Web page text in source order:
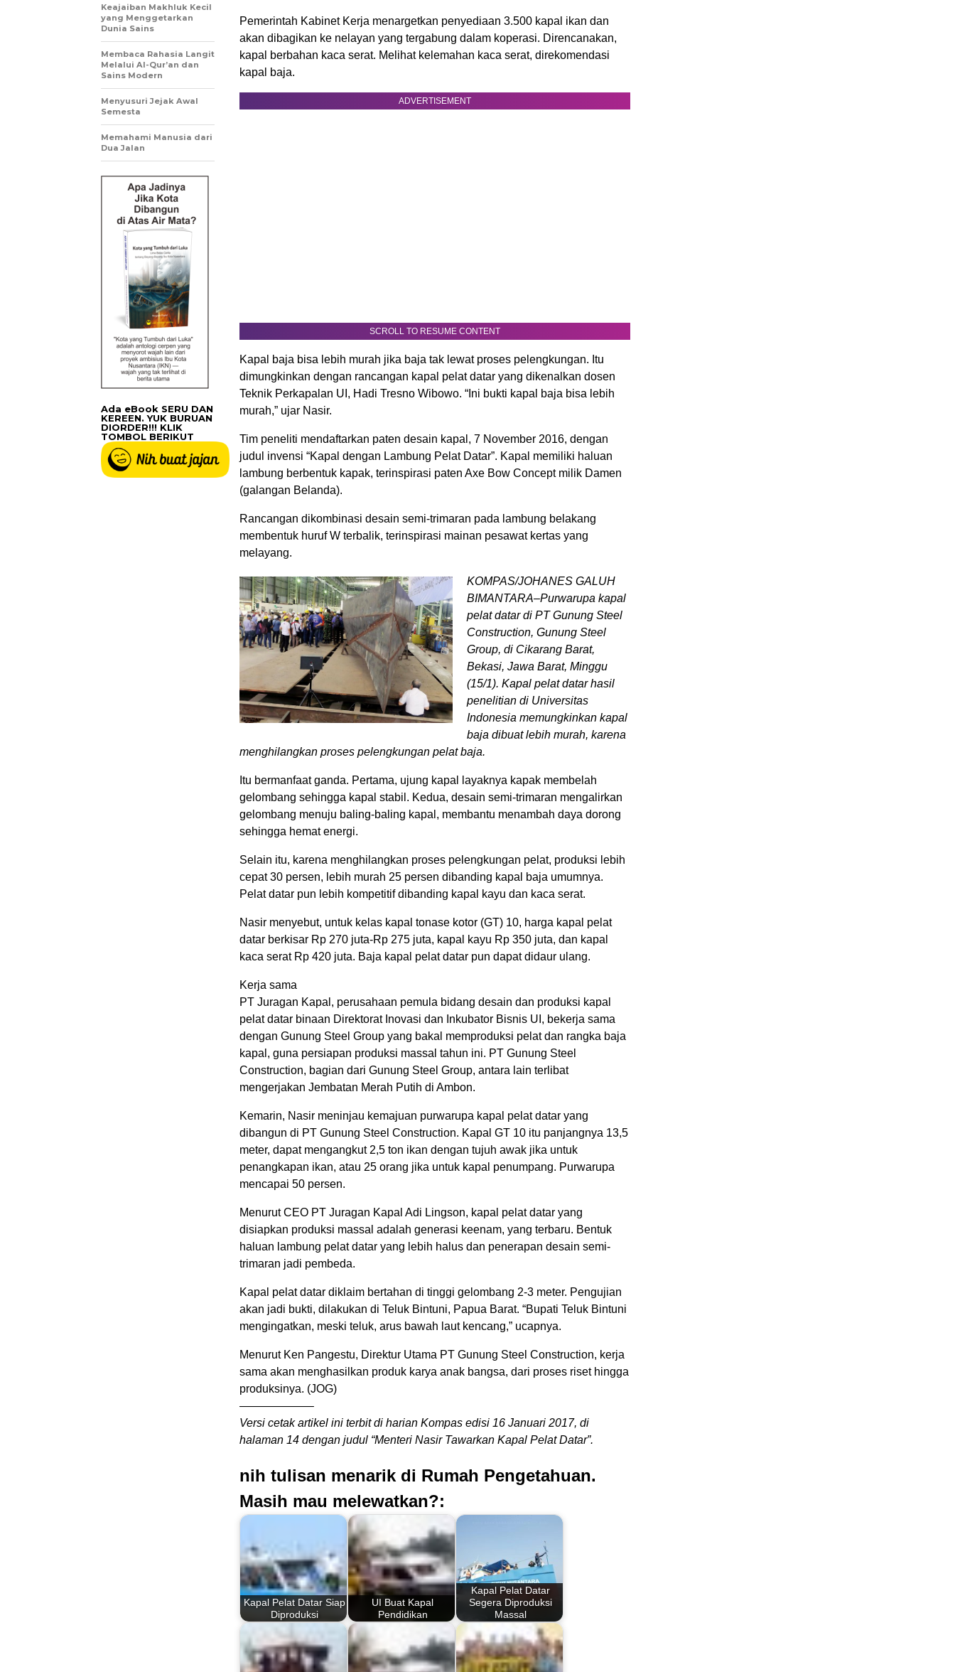
Pemerintah Kabinet Kerja menargetkan penyediaan 3.500 kapal ikan dan
akan dibagikan ke nelayan yang tergabung dalam koperasi. Direncanakan,
kapal berbahan kaca serat. Melihat kelemahan kaca serat, direkomendasi
kapal baja.
ADVERTISEMENT
SCROLL TO RESUME CONTENT
Kapal baja bisa lebih murah jika baja tak lewat proses pelengkungan. Itu
dimungkinkan dengan rancangan kapal pelat datar yang dikenalkan dosen
Teknik Perkapalan UI, Hadi Tresno Wibowo. “Ini bukti kapal baja bisa lebih
murah,” ujar Nasir.
Tim peneliti mendaftarkan paten desain kapal, 7 November 2016, dengan
judul invensi “Kapal dengan Lambung Pelat Datar”. Kapal memiliki haluan
lambung berbentuk kapak, terinspirasi paten Axe Bow Concept milik Damen
(galangan Belanda).
Rancangan dikombinasi desain semi-trimaran pada lambung belakang
membentuk huruf W terbalik, terinspirasi mainan pesawat kertas yang
melayang.
KOMPAS/JOHANES GALUH
BIMANTARA–Purwarupa kapal
pelat datar di PT Gunung Steel
Construction, Gunung Steel
Group, di Cikarang Barat,
Bekasi, Jawa Barat, Minggu
(15/1). Kapal pelat datar hasil
penelitian di Universitas
Indonesia memungkinkan kapal
baja dibuat lebih murah, karena
menghilangkan proses pelengkungan pelat baja.
Itu bermanfaat ganda. Pertama, ujung kapal layaknya kapak membelah
gelombang sehingga kapal stabil. Kedua, desain semi-trimaran mengalirkan
gelombang menuju baling-baling kapal, membantu menambah daya dorong
sehingga hemat energi.
Selain itu, karena menghilangkan proses pelengkungan pelat, produksi lebih
cepat 30 persen, lebih murah 25 persen dibanding kapal baja umumnya.
Pelat datar pun lebih kompetitif dibanding kapal kayu dan kaca serat.
Nasir menyebut, untuk kelas kapal tonase kotor (GT) 10, harga kapal pelat
datar berkisar Rp 270 juta-Rp 275 juta, kapal kayu Rp 350 juta, dan kapal
kaca serat Rp 420 juta. Baja kapal pelat datar pun dapat didaur ulang.
Kerja sama
PT Juragan Kapal, perusahaan pemula bidang desain dan produksi kapal
pelat datar binaan Direktorat Inovasi dan Inkubator Bisnis UI, bekerja sama
dengan Gunung Steel Group yang bakal memproduksi pelat dan rangka baja
kapal, guna persiapan produksi massal tahun ini. PT Gunung Steel
Construction, bagian dari Gunung Steel Group, antara lain terlibat
mengerjakan Jembatan Merah Putih di Ambon.
Kemarin, Nasir meninjau kemajuan purwarupa kapal pelat datar yang
dibangun di PT Gunung Steel Construction. Kapal GT 10 itu panjangnya 13,5
meter, dapat mengangkut 2,5 ton ikan dengan tujuh awak jika untuk
penangkapan ikan, atau 25 orang jika untuk kapal penumpang. Purwarupa
mencapai 50 persen.
Menurut CEO PT Juragan Kapal Adi Lingson, kapal pelat datar yang
disiapkan produksi massal adalah generasi keenam, yang terbaru. Bentuk
haluan lambung pelat datar yang lebih halus dan penerapan desain semi-
trimaran jadi pembeda.
Kapal pelat datar diklaim bertahan di tinggi gelombang 2-3 meter. Pengujian
akan jadi bukti, dilakukan di Teluk Bintuni, Papua Barat. “Bupati Teluk Bintuni
mengingatkan, meski teluk, arus bawah laut kencang,” ucapnya.
Menurut Ken Pangestu, Direktur Utama PT Gunung Steel Construction, kerja
sama akan menghasilkan produk karya anak bangsa, dari proses riset hingga
produksinya. (JOG)
——————–
Versi cetak artikel ini terbit di harian Kompas edisi 16 Januari 2017, di
halaman 14 dengan judul “Menteri Nasir Tawarkan Kapal Pelat Datar”.
nih tulisan menarik di Rumah Pengetahuan.
Masih mau melewatkan?:
Kapal Pelat Datar Siap
Diproduksi
UI Buat Kapal
Pendidikan
Kapal Pelat Datar
Segera Diproduksi
Massal
Keajaiban Makhluk Kecil
yang Menggetarkan
Dunia Sains
Membaca Rahasia Langit
Melalui Al-Qur’an dan
Sains Modern
Menyusuri Jejak Awal
Semesta
Memahami Manusia dari
Dua Jalan
Ada eBook SERU DAN
KEREEN. YUK BURUAN
DIORDER!!! KLIK
TOMBOL BERIKUT